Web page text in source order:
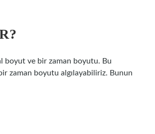
boyut ve bir zaman boyutu. Bu
zaman boyutu algılayabiliriz. Bunun